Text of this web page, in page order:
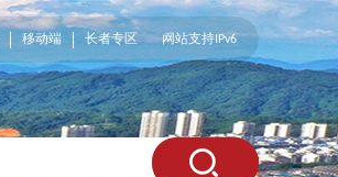
网站支持IPv6
移动端 长者专区